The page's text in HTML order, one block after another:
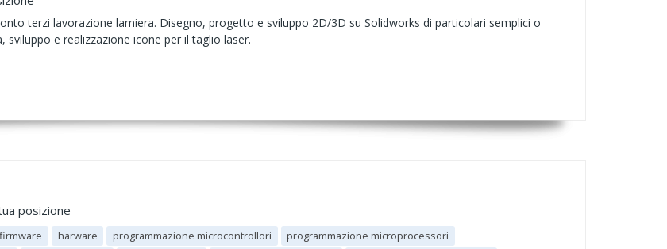
terzi lavorazione lamiera. Disegno, progetto e sviluppo 2D/3D su Solidworks di particolari semplici o
sviluppo e realizzazione icone per il taglio laser.
posizione
firmware harware programmazione microcontrollori
programmazione microprocessori